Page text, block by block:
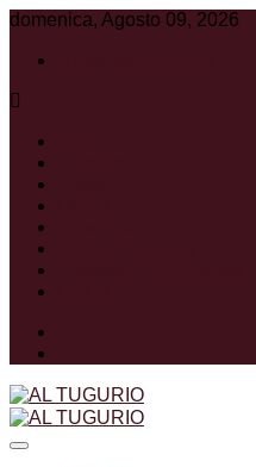
domenica, Agosto 09, 2026
AL TUGURIO
Associazione Ricreativa